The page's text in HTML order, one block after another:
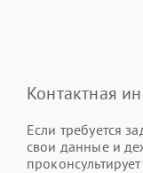
Контактная
Если требуется
свои данные и